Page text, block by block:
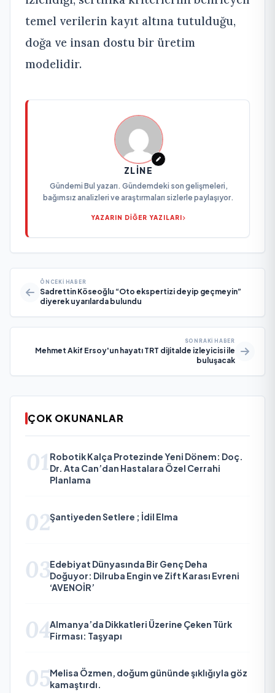
temel verilerin kayıt altına tutulduğu,
doğa ve insan dostu bir üretim
modelidir.
ZLINE
Gündemi Bul yazarı. Gündemdeki son gelişmeleri,
bağımsız analizleri ve araştırmaları sizlerle paylaşıyor.
YAZARIN DİĞER YAZILARI
ÖNCEKI HABER
Sadrettin Köseoğlu “Oto ekspertizi deyip geçmeyin”
diyerek uyarılarda bulundu
SONRAKI HABER
Mehmet Akif Ersoy'un hayatı TRT dijitalde izleyicisi ile
buluşacak
ÇOK OKUNANLAR
01 Robotik Kalça Protezinde Yeni Dönem: Doç.
Dr. Ata Can’dan Hastalara Özel Cerrahi
Planlama
02Şantiyeden Setlere ; İdil Elma
03Edebiyat Dünyasında Bir Genç Deha
Doğuyor: Dilruba Engin ve Zift Karası Evreni
‘AVENOİR’
04Almanya’da Dikkatleri Üzerine Çeken Türk
Firması: Taşyapı
05Melisa Özmen, doğum gününde şıklığıyla göz
kamaştırdı.